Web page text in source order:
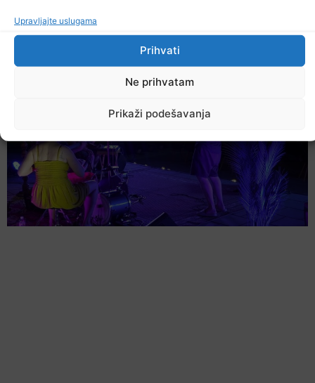
Upravljajte uslugama
Prihvati
Ne prihvatam
Prikaži podešavanja
U TK povećan broj požara